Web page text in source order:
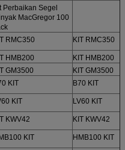
Perbaikan Segel
MacGregor 100
RMC350 KIT RMC350
HMB200
KIT HMB200
GM3500
KIT GM3500
KIT B70 KIT
KIT LV60 KIT
KWV42 KIT KWV42
KIT HMB100 KIT